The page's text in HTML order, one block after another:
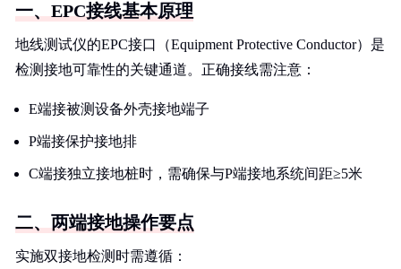
一、EPC接线基本原理
地线测试仪的EPC接口（Equipment Protective Conductor）是
检测接地可靠性的关键通道。正确接线需注意：
E端接被测设备外壳接地端子
P端接保护接地排
C端接独立接地桩时，需确保与P端接地系统间距≥5米
二、两端接地操作要点
实施双接地检测时需遵循：